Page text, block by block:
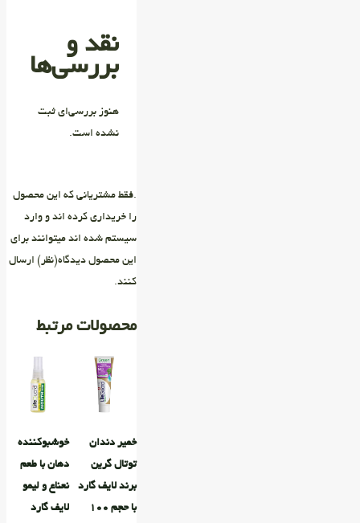
نقد و
بررسی‌ها
هنوز بررسی‌ای ثبت
نشده است.
.فقط مشتریانی که این محصول
را خریداری کرده اند و وارد
سیستم شده اند میتوانند برای
این محصول دیدگاه(نظر) ارسال
کنند.
محصولات مرتبط
خمیر دندان
توتال گرین
برند لایف گارد
با حجم ۱۰۰
خوشبوکننده
دهان با طعم
نعناع و لیمو
لایف‌ گارد